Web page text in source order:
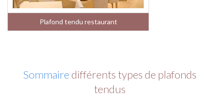
Plafond tendu restaurant
Sommaire différents types de plafonds
tendus